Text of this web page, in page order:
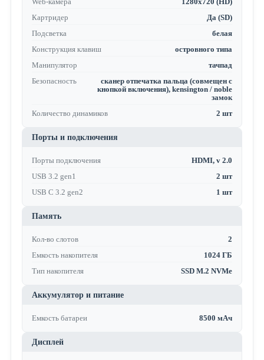
Картридер
Да (SD)
Подсветка
белая
Конструкция клавиш
островного типа
Манипулятор
тачпад
Безопасность
сканер отпечатка пальца (совмещен с
кнопкой включения), kensington / noble
замок
Количество динамиков
2 шт
Порты и подключения
Порты подключения
HDMI, v 2.0
USB 3.2 gen1
2 шт
USB C 3.2 gen2
1 шт
Память
Кол-во слотов
2
Емкость накопителя
1024 ГБ
Тип накопителя
SSD M.2 NVMe
Аккумулятор и питание
Емкость батареи 8500 мАч
Дисплей